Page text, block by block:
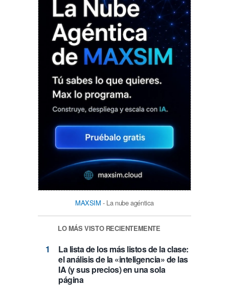
MAXSIM - La nube agéntica
LO MÁS VISTO RECIENTEMENTE
La lista de los más listos de la clase:
el análisis de la «inteligencia» de las
IA (y sus precios) en una sola
página